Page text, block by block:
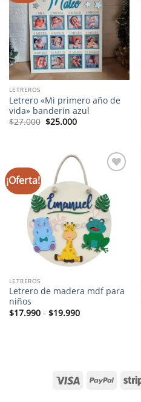
lista de
deseos
LETREROS
Letrero «Mi primero año de
vida» banderin azul
$27.000 El
$27.000.
$25.000El
$25.000.
¡Oferta!
lista de
deseos
LETREROS
Letrero de madera mdf para
niños
$17.990 - $19.990Rango
de
Visa PayPal